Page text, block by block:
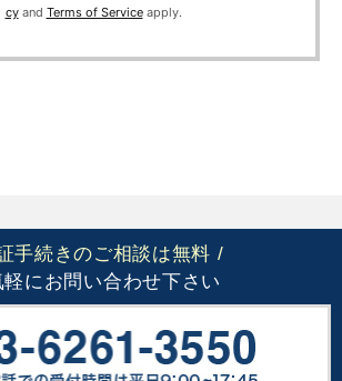
cyand Terms of Serviceapply.
手続きのご相談は無料 /
軽にお問い合わせ下さい